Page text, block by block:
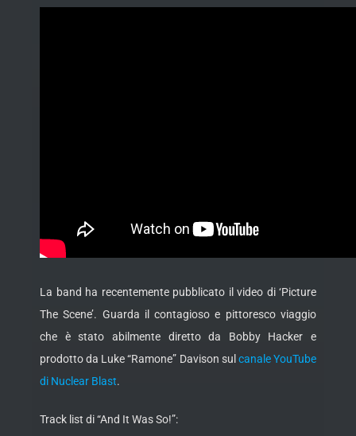
La band ha recentemente pubblicato il video di ‘Picture
The Scene’. Guarda il contagioso e pittoresco viaggio
che è stato abilmente diretto da Bobby Hacker e
prodotto da Luke “Ramone” Davison sul canale YouTube
di Nuclear Blast.
Track list di “And It Was So!”: